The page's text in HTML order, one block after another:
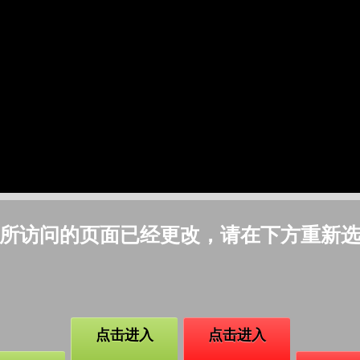
访问的页面已经更改，请在下方重新
点击进入 点击进入